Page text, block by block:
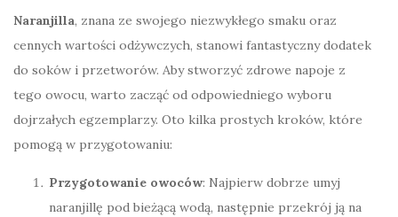
Naranjilla, znana ze swojego niezwykłego smaku oraz
cennych wartości odżywczych, stanowi fantastyczny dodatek
do soków i przetworów. Aby stworzyć zdrowe napoje z
tego owocu, warto zacząć od odpowiedniego wyboru
dojrzałych egzemplarzy. Oto kilka prostych kroków, które
pomogą w przygotowaniu:
Przygotowanie owoców: Najpierw dobrze umyj
naranjillę pod bieżącą wodą, następnie przekrój ją na